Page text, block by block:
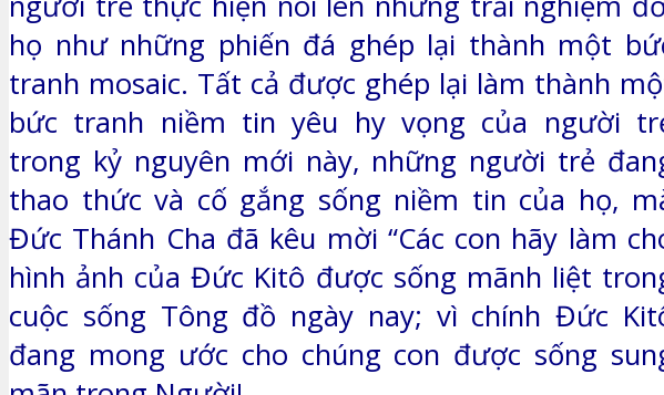
họ như những phiến đá ghép lại thành một
tranh mosaic. Tất cả được ghép lại làm thành
bức tranh niềm tin yêu hy vọng của người
trong kỷ nguyên mới này, những người trẻ
thao thức và cố gắng sống niềm tin của họ,
Đức Thánh Cha đã kêu mời “Các con hãy làm
hình ảnh của Đức Kitô được sống mãnh liệt
cuộc sống Tông đồ ngày nay; vì chính Đức
đang mong ước cho chúng con được sống